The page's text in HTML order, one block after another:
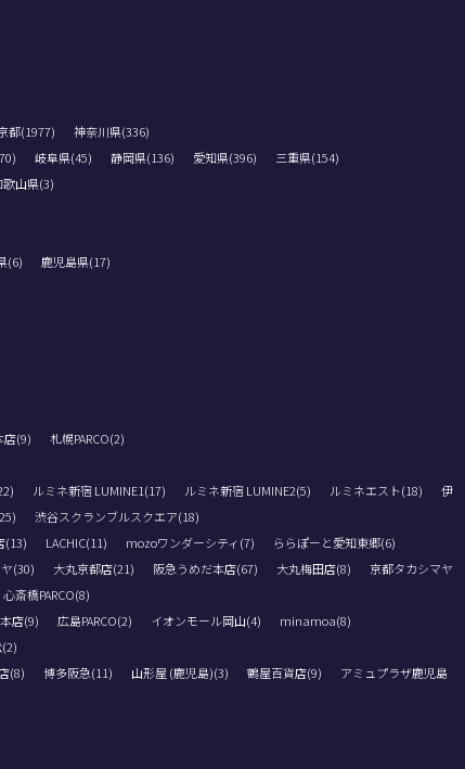
都(1977)
神奈川県(336)
岐阜県(45) 静岡県(136) 愛知県(396)
三重県(154)
歌山県(3)
(6)
鹿児島県(17)
店(9)
札幌PARCO(2)
ルミネ新宿 LUMINE1(17) ルミネ新宿 LUMINE2(5) ルミネエスト(18)
伊
渋谷スクランブルスクエア(18)
(13) LACHIC(11) mozoワンダーシティ(7)
ららぽーと愛知東郷(6)
(30) 大丸京都店(21) 阪急うめだ本店(67) 大丸梅田店(8)
京都タカシマヤ
心斎橋PARCO(8)
店(9) 広島PARCO(2) イオンモール岡山(4)
minamoa(8)
(8) 博多阪急(11) 山形屋 (鹿児島)(3) 鶴屋百貨店(9)
アミュプラザ鹿児島